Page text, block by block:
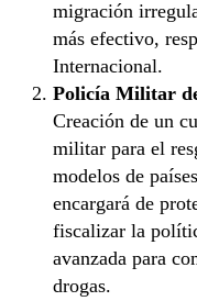
migración
más efectivo,
Internacional.
Policía Militar
Creación de un
militar para el
modelos de
encargará de
fiscalizar la
avanzada para
drogas.